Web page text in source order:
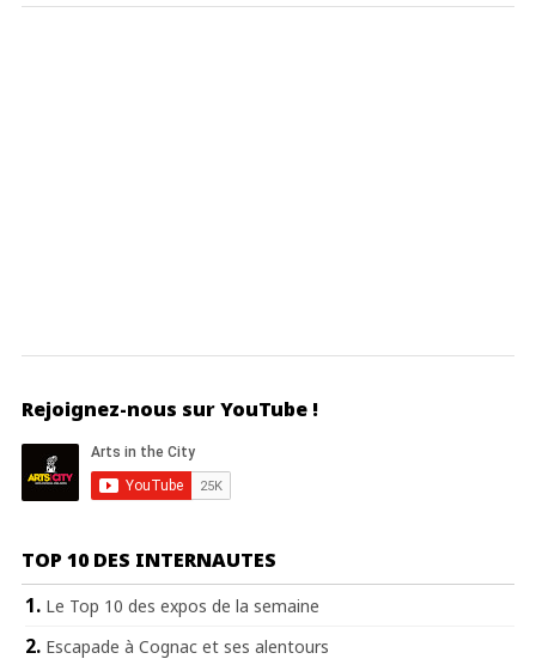
Rejoignez-nous sur YouTube !
TOP 10 DES INTERNAUTES
Le Top 10 des expos de la semaine
Escapade à Cognac et ses alentours